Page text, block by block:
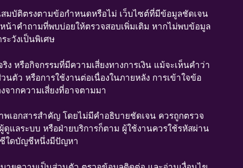
มบัติตรงตามข้อกำหนดหรือไม่ เว็บไซต์ที่มีข้อมูลชัดเจน
น้าคำถามที่พบบ่อยให้ตรวจสอบเพิ่มเติม หากไม่พบข้อมูล
ะวังเป็นพิเศษ
หรือกิจกรรมที่มีความเสี่ยงทางการเงิน แม้จะเห็นคำว่า
ตัว หรือการใช้งานต่อเนื่องในภายหลัง การเข้าใจข้อ
จากความเสี่ยงที่อาจตามมา
เอกสารสำคัญ โดยไม่มีคำอธิบายชัดเจน ควรถูกตรวจ
แลระบบ หรือฝ่ายบริการก็ตาม ผู้ใช้งานควรใช้รหัสผ่าน
ชีใดบัญชีหนึ่งมีปัญหา